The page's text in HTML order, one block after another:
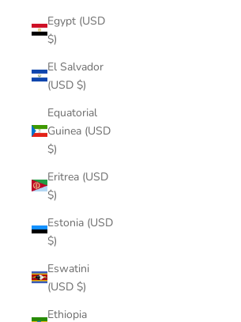
Egypt (USD
$)
El Salvador
(USD $)
Equatorial
Guinea (USD
$)
Eritrea (USD
$)
Estonia (USD
$)
Eswatini
(USD $)
Ethiopia